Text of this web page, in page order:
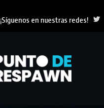
¡Síguenos en nuestras redes!